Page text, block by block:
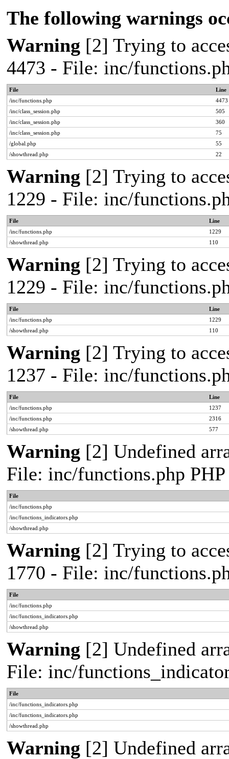
The following warnings
Warning [2] Trying to
4473 - File: inc/
File
Line
/inc/functions.php
4473
/inc/class_session.php
505
/inc/class_session.php
360
/inc/class_session.php
75
/global.php
55
/showthread.php
22
Warning [2] Trying to
1229 - File: inc/
File
Line
/inc/functions.php
1229
/showthread.php
110
Warning [2] Trying to
1229 - File: inc/
File
Line
/inc/functions.php
1229
/showthread.php
110
Warning [2] Trying to
1237 - File: inc/
File
Line
/inc/functions.php
1237
/inc/functions.php
2316
/showthread.php
577
Warning [2] Undefined
File: inc/functions.php
File
/inc/functions.php
/inc/functions_indicators.php
/showthread.php
Warning [2] Trying to
1770 - File: inc/
File
/inc/functions.php
/inc/functions_indicators.php
/showthread.php
Warning [2] Undefined
File: inc/
File
/inc/functions_indicators.php
/inc/functions_indicators.php
/showthread.php
Warning [2] Undefined